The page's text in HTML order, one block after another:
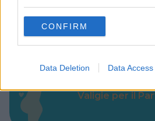
use your data for below specified
consent section.
CONFIRM
Data Deletion Data Access
Alberghi
Valigie per il